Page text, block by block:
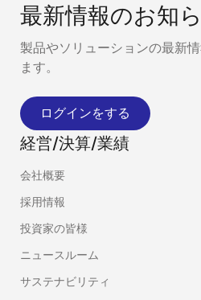
最新情報のお知
製品やソリューションの最新
ます。
ログインをする
経営/決算/業績
会社概要
採用情報
投資家の皆様
ニュースルーム
サステナビリティ